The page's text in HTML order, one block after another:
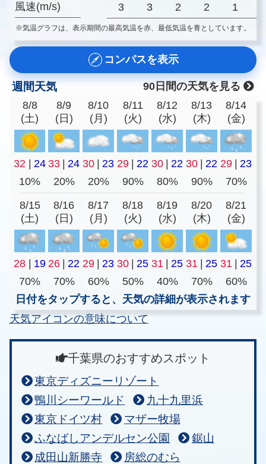
風速(m/s) 3 3 2 2 1
※気温グラフは、表示期間の最高気温を赤、最低気温を青としています。
コンパスを表示
週間天気
90日間の天気を見る
8/8
(土)
8/9
(日)
8/10
(月)
8/11
(火)
8/12
(水)
8/13
(木)
8/14
(金)
32 | 24 33 | 24 30 | 23 29 | 22 30 | 22 30 | 22 29 | 23
10%
20% 20% 90% 80% 90% 70%
8/15
(土)
8/16
(日)
8/17
(月)
8/18
(火)
8/19
(水)
8/20
(木)
8/21
(金)
28 | 19 26 | 22 29 | 23 30 | 25 31 | 25 31 | 25 31 | 25
70%
70% 60% 50% 40% 70%
60%
日付をタップすると、天気の詳細が表示されます
天気アイコンの意味について
千葉県のおすすめスポット
東京ディズニーリゾート
鴨川シーワールド
九十九里浜
東京ドイツ村
マザー牧場
ふなばしアンデルセン公園
鋸山
成田山新勝寺
房総のむら